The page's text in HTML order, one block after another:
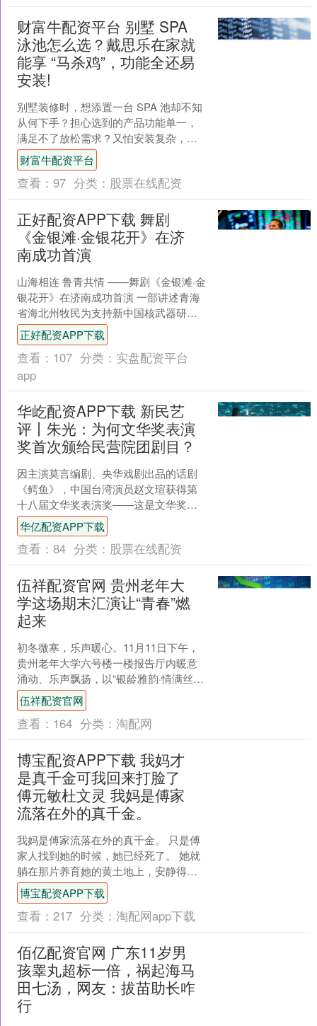
财富牛配资平台 别墅 SPA
泳池怎么选？戴思乐在家就
能享 “马杀鸡”，功能全还易
安装!
别墅装修时，想添置一台 SPA 池却不知
从何下手？担心选到的产品功能单一，
满足不了放松需求？又怕安装复杂，耗
费过多时间与精力？别再纠结，选戴思
乐别墅 SPA 池....
财富牛配资平台
查看： 97 分类： 股票在线配资
正好配资APP下载 舞剧
《金银滩·金银花开》在济
南成功首演
山海相连 鲁青共情 ——舞剧《金银滩·金
银花开》在济南成功首演 一部讲述青海
省海北州牧民为支持新中国核武器研制
事业而举家搬迁的史诗舞剧，走出金银
滩草原、走进齐鲁....
正好配资APP下载
查看： 107 分类： 实盘配资平台
app
华屹配资APP下载 新民艺
评丨朱光：为何文华奖表演
奖首次颁给民营院团剧目？
因主演莫言编剧、央华戏剧出品的话剧
《鳄鱼》，中国台湾演员赵文瑄获得第
十八届文华奖表演奖——这是文华奖多
年来首次把奖项颁给民营院团剧目，而
赵文瑄也是首位获得文华奖....
华亿配资APP下载
查看： 84 分类： 股票在线配资
伍祥配资官网 贵州老年大
学这场期末汇演让“青春”燃
起来
初冬微寒，乐声暖心。11月11日下午，
贵州老年大学六号楼一楼报告厅内暖意
涌动、乐声飘扬，以“银龄雅韵·情满丝
弦”为主题的2025年器乐系毕业季文艺汇
演在此温情启....
伍祥配资官网
查看： 164 分类： 淘配网
博宝配资APP下载 我妈才
是真千金可我回来打脸了
傅元敏杜文灵 我妈是傅家
流落在外的真千金。
我妈是傅家流落在外的真千金。 只是傅
家人找到她的时候，她已经死了。 她就
躺在那片养育她的黄土地上，安静得像
睡着了。 我看着那个我应该叫外公的男
人走下锃亮的黑车。....
博宝配资APP下载
查看： 217 分类： 淘配网app下载
佰亿配资官网 广东11岁男
孩睾丸超标一倍，祸起海马
田七汤，网友：拔苗助长咋
行